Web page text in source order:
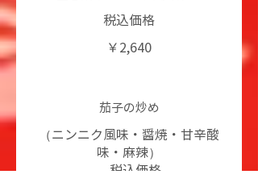
税込価格
￥2,640
茄子の炒め
（ニンニク風味・醤焼・甘辛酸
味・麻辣）
税込価格